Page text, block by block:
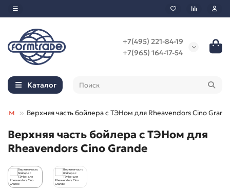
+7(495) 221-84-19
+7(965) 164-17-54
Каталог
Верхняя часть бойлера с ТЭНом для Rheavendors Cino
Верхняя часть бойлера с ТЭНом для
Rheavendors Cino Grande